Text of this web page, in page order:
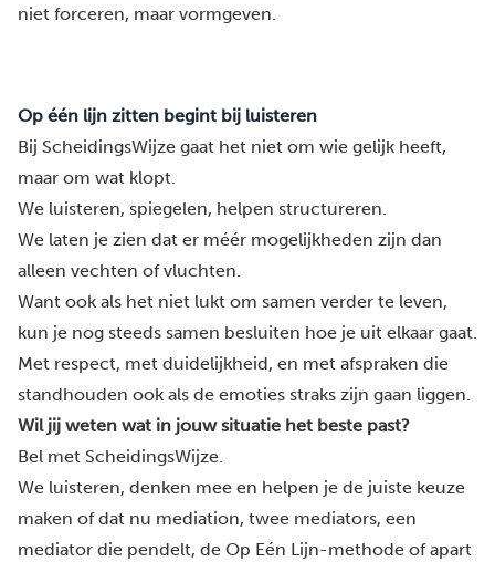
niet forceren, maar vormgeven.
Op één lijn zitten begint bij luisteren
Bij ScheidingsWijze gaat het niet om wie gelijk heeft,
maar om wat klopt.
We luisteren, spiegelen, helpen structureren.
We laten je zien dat er méér mogelijkheden zijn dan
alleen vechten of vluchten.
Want ook als het niet lukt om samen verder te leven,
kun je nog steeds samen besluiten hoe je uit elkaar gaat.
Met respect, met duidelijkheid, en met afspraken die
standhouden ook als de emoties straks zijn gaan liggen.
Wil jij weten wat in jouw situatie het beste past?
Bel met ScheidingsWijze.
We luisteren, denken mee en helpen je de juiste keuze
maken of dat nu mediation, twee mediators, een
mediator die pendelt, de Op Eén Lijn-methode of apart